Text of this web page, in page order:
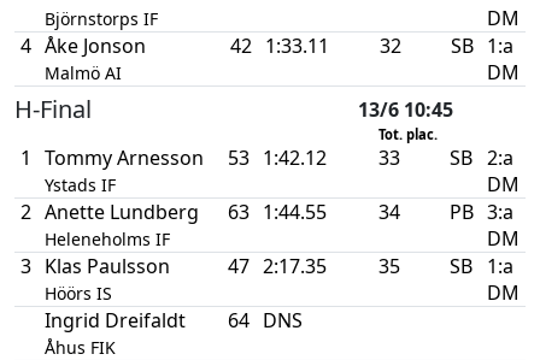
Björnstorps IF
DM
4 Åke Jonson
Malmö AI
42 1:33.11 32 SB 1:a
DM
H-Final 13/6 10:45
Tot. plac.
1 Tommy Arnesson
Ystads IF
53 1:42.12 33 SB 2:a
DM
2 Anette Lundberg
Heleneholms IF
63 1:44.55 34 PB 3:a
DM
3 Klas Paulsson
Höörs IS
47 2:17.35 35 SB
1:a
DM
Ingrid Dreifaldt
Åhus FIK
64 DNS